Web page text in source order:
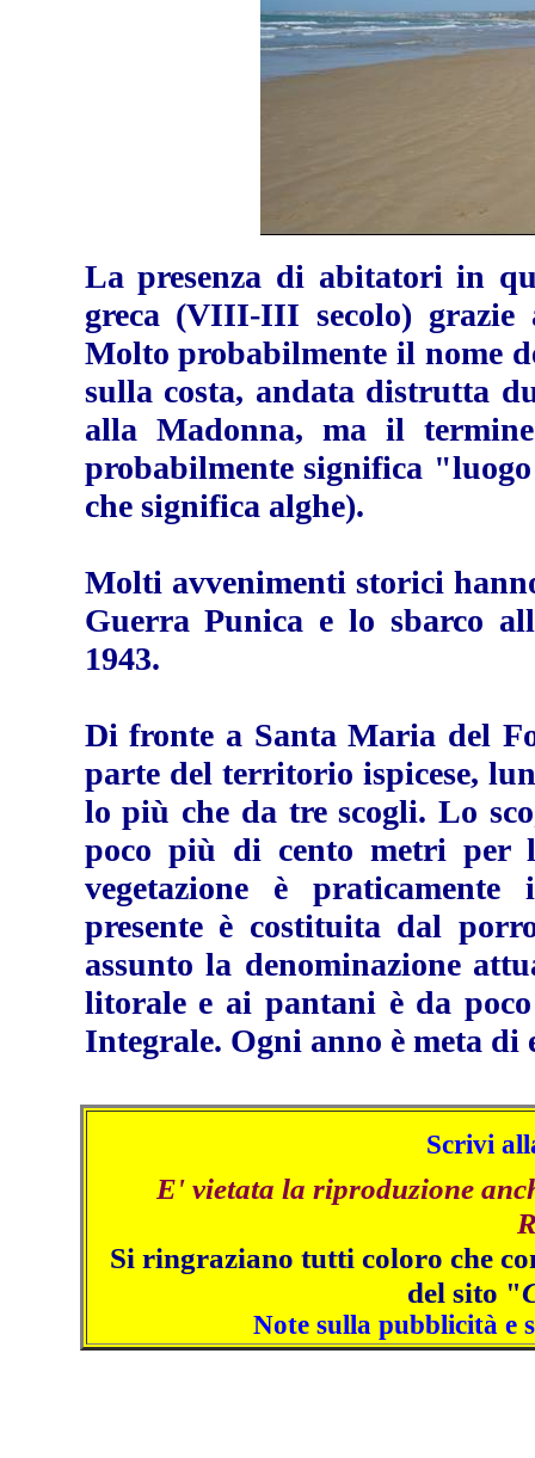
La presenza di abitatori in
greca (VIII-III secolo)
Molto probabilmente il nome
sulla costa, andata distrutta
alla Madonna, ma il termine
probabilmente significa
che significa alghe).
Molti avvenimenti storici
Guerra Punica e lo sbarco
1943.
Di fronte a Santa Maria del
parte del territorio ispicese,
lo più che da tre scogli. Lo
poco più di cento metri per
vegetazione è
presente è costituita dal
assunto la denominazione
litorale e ai pantani è da
Integrale. Ogni anno è meta di
Scrivi
E' vietata la riproduzione
Si ringraziano tutti coloro che
del sito "
Note sulla pubblicità e